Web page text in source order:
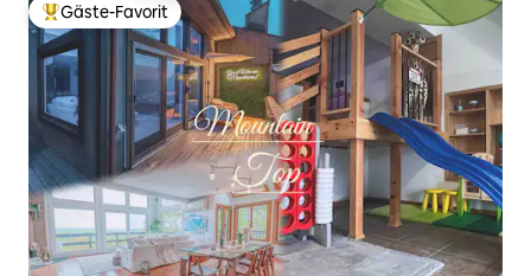
Beliebter Gäste-Favorit.
Gäste-Favorit